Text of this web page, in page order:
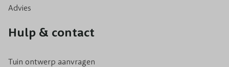
Advies
Hulp & contact
Tuin ontwerp aanvragen